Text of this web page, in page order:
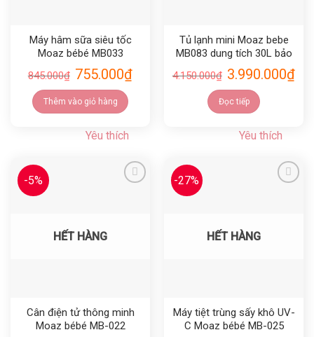
Máy hâm sữa siêu tốc
Moaz bébé MB033
845.000₫ 755.000₫
Thêm vào giỏ hàng
Yêu thích
Tủ lạnh mini Moaz bebe
MB083 dung tích 30L bảo
hành 12 tháng chính hãng
4.150.000₫ 3.990.000₫
Đọc tiếp
Yêu thích
-5%
HẾT HÀNG
Cân điện tử thông minh
Moaz bébé MB-022
-27%
HẾT HÀNG
Máy tiệt trùng sấy khô UV-
C Moaz bébé MB-025